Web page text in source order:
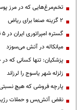
تخم‌مرغ‌هایی که در مرز
۲ گزینه صنعا برای ریاض
گستره امپراتوری ایران در ۵ قرن پیش از میلاد؛ تصویری از ایران ۲۵ قرن پیش
میانکاله در آتش می‌سوزد
پزشکیان: تنها کسانی که در
زلزله شهر یاسوج را لرزاند
پارچه فروشی که هیچ نسبتی
نقض آتش‌بس و حملات